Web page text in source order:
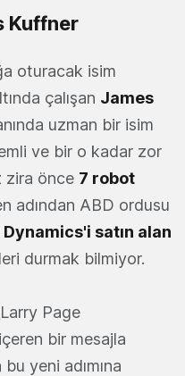
Kuffner
oturacak isim
çalışan James
uzman bir isim
ve bir o kadar zor
zira önce 7 robot
adından ABD ordusu
satın alan
durmak bilmiyor.
Larry Page
bir mesajla
yeni adımına